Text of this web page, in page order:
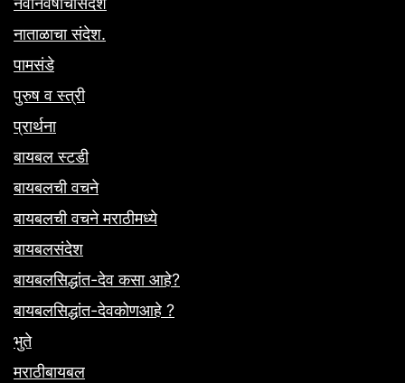
नाताळाचा संदेश.
पामसंडे
पुरुष व स्त्री
प्रार्थना
बायबल स्टडी
बायबलची वचने
बायबलची वचने मराठीमध्ये
बायबलसंदेश
बायबलसिद्धांत-देव कसा आहे?
बायबलसिद्धांत-देवकोणआहे ?
भुते
मराठीबायबल